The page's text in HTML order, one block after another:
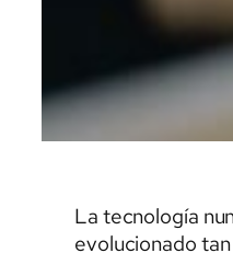
La tecnología
evolucionado